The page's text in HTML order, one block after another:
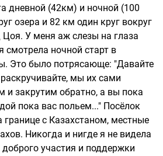
дневной (42км) и ночной (100
озера и 82 км один круг вокруг
Цоя. У меня аж слезы на глаза
смотрела ночной старт в
Это было потрясающе: "Давайте
мы их сами
и закрутим обратно, а вы пока
пока вас польем..." Посёлок
границе с Казахстаном, местные
Никогда и нигде я не видела
доброго участия и поддержки